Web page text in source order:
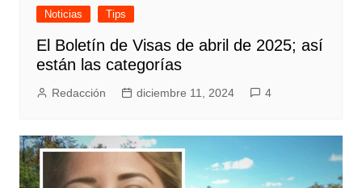
Noticias Tips
El Boletín de Visas de abril de 2025; así
están las categorías
Redacción diciembre 11, 2024 4